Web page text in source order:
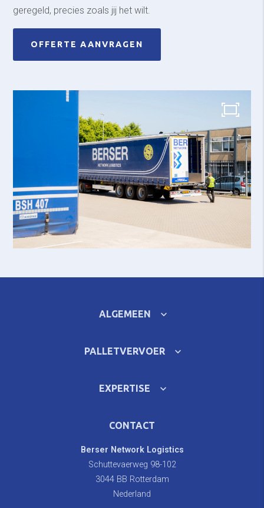
geregeld, precies zoals jij het wilt.
OFFERTE AANVRAGEN
ALGEMEEN
PALLETVERVOER
EXPERTISE
CONTACT
Berser Network Logistics
Schuttevaerweg 98-102
3044 BB Rotterdam
Nederland